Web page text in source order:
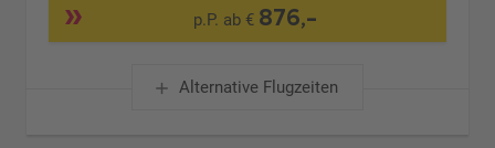
p.P. ab € 876,-
Alternative Flugzeiten